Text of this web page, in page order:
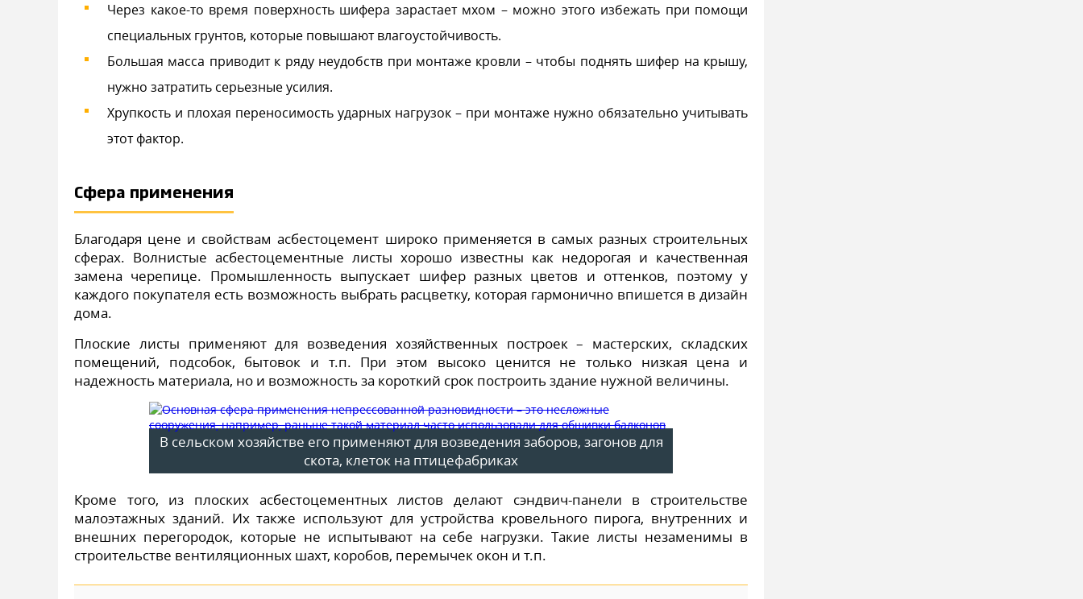
Через какое-то время поверхность шифера зарастает мхом – можно этого избежать при помощи
специальных грунтов, которые повышают влагоустойчивость.
Большая масса приводит к ряду неудобств при монтаже кровли – чтобы поднять шифер на крышу,
нужно затратить серьезные усилия.
Хрупкость и плохая переносимость ударных нагрузок – при монтаже нужно обязательно учитывать
этот фактор.
Сфера применения
Благодаря цене и свойствам асбестоцемент широко применяется в самых разных строительных
сферах. Волнистые асбестоцементные листы хорошо известны как недорогая и качественная
замена черепице. Промышленность выпускает шифер разных цветов и оттенков, поэтому у
каждого покупателя есть возможность выбрать расцветку, которая гармонично впишется в дизайн
дома.
Плоские листы применяют для возведения хозяйственных построек – мастерских, складских
помещений, подсобок, бытовок и т.п. При этом высоко ценится не только низкая цена и
надежность материала, но и возможность за короткий срок построить здание нужной величины.
В сельском хозяйстве его применяют для возведения заборов, загонов для
скота, клеток на птицефабриках
Кроме того, из плоских асбестоцементных листов делают сэндвич-панели в строительстве
малоэтажных зданий. Их также используют для устройства кровельного пирога, внутренних и
внешних перегородок, которые не испытывают на себе нагрузки. Такие листы незаменимы в
строительстве вентиляционных шахт, коробов, перемычек окон и т.п.